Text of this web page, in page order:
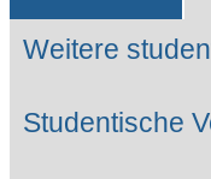
Weitere
Studentische